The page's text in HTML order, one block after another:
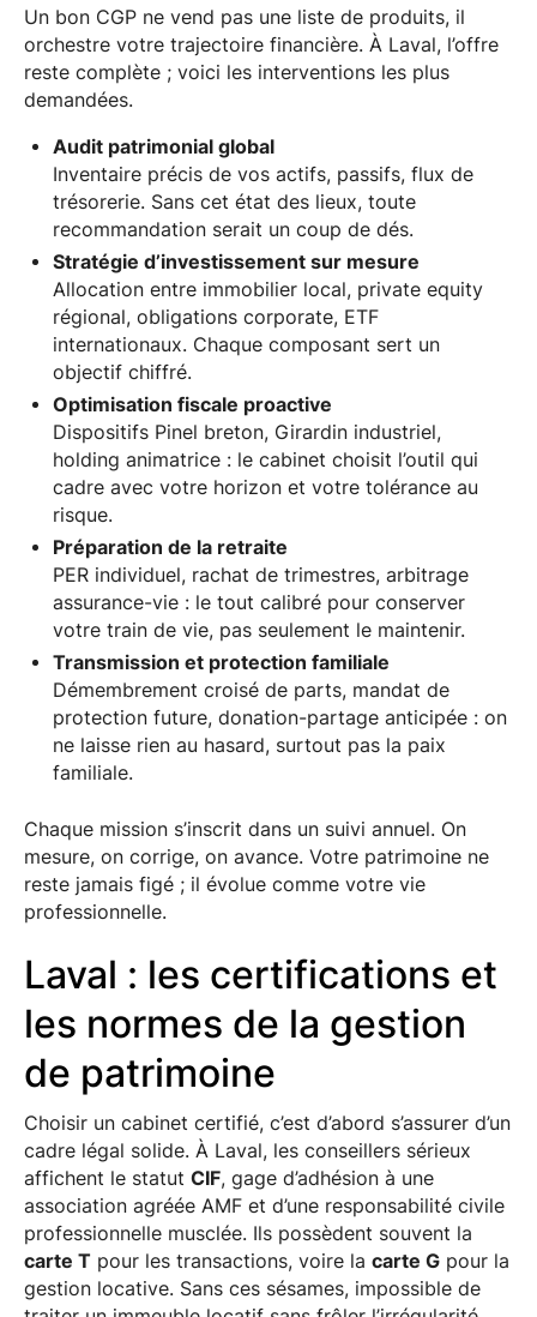
Un bon CGP ne vend pas une liste de produits, il
orchestre votre trajectoire financière. À Laval, l’offre
reste complète ; voici les interventions les plus
demandées.
Audit patrimonial global
Inventaire précis de vos actifs, passifs, flux de
trésorerie. Sans cet état des lieux, toute
recommandation serait un coup de dés.
Stratégie d’investissement sur mesure
Allocation entre immobilier local, private equity
régional, obligations corporate, ETF
internationaux. Chaque composant sert un
objectif chiffré.
Optimisation fiscale proactive
Dispositifs Pinel breton, Girardin industriel,
holding animatrice : le cabinet choisit l’outil qui
cadre avec votre horizon et votre tolérance au
risque.
Préparation de la retraite
PER individuel, rachat de trimestres, arbitrage
assurance-vie : le tout calibré pour conserver
votre train de vie, pas seulement le maintenir.
Transmission et protection familiale
Démembrement croisé de parts, mandat de
protection future, donation-partage anticipée : on
ne laisse rien au hasard, surtout pas la paix
familiale.
Chaque mission s’inscrit dans un suivi annuel. On
mesure, on corrige, on avance. Votre patrimoine ne
reste jamais figé ; il évolue comme votre vie
professionnelle.
Laval : les certifications et
les normes de la gestion
de patrimoine
Choisir un cabinet certifié, c’est d’abord s’assurer d’un
cadre légal solide. À Laval, les conseillers sérieux
affichent le statut CIF, gage d’adhésion à une
association agréée AMF et d’une responsabilité civile
professionnelle musclée. Ils possèdent souvent la
carte Tpour les transactions, voire la carte Gpour la
gestion locative. Sans ces sésames, impossible de